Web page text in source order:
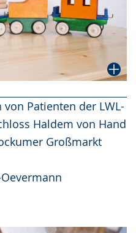
Patienten der LWL-
Haldem von Hand
Großmarkt